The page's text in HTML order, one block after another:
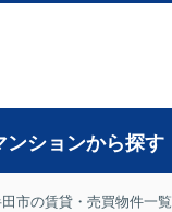
ンションから探す
市の賃貸・売買物件一覧